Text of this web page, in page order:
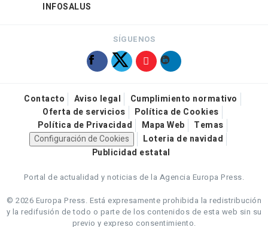
INFOSALUS
SÍGUENOS
Contacto Aviso legal
Cumplimiento normativo
Oferta de servicios
Política de Cookies
Política de Privacidad
Mapa Web
Temas
Configuración de Cookies
Loteria de navidad
Publicidad estatal
Portal de actualidad y noticias de la Agencia Europa Press.
© 2026 Europa Press. Está expresamente prohibida la redistribución
y la redifusión de todo o parte de los contenidos de esta web sin su
previo y expreso consentimiento.